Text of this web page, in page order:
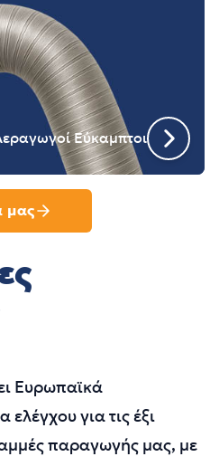
Εύκαμπτοι
μας
Ευρωπαϊκά
για τις έξι
παραγωγής μας, με